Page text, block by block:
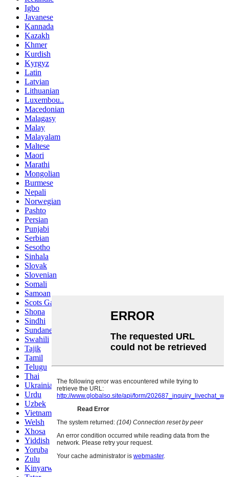
Igbo
Javanese
Kannada
Kazakh
Khmer
Kurdish
Kyrgyz
Latin
Latvian
Lithuanian
Luxembou..
Macedonian
Malagasy
Malay
Malayalam
Maltese
Maori
Marathi
Mongolian
Burmese
Nepali
Norwegian
Pashto
Persian
Punjabi
Serbian
Sesotho
Sinhala
Slovak
Slovenian
Somali
Samoan
Scots Gaelic
Shona
Sindhi
Sundanese
Swahili
Tajik
Tamil
Telugu
Thai
Ukrainian
Urdu
Uzbek
Vietnamese
Welsh
Xhosa
Yiddish
Yoruba
Zulu
Kinyarwanda